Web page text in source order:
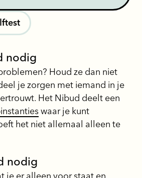
nodig
Houd ze dan niet
je zorgen met iemand in je
Het Nibud deelt een
waar je kunt
het niet allemaal alleen te
nodig
je er alleen voor staat en